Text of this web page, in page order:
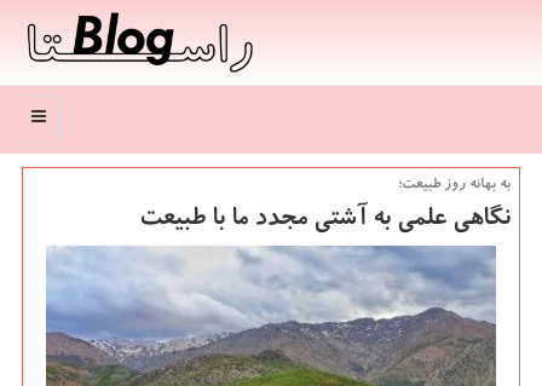
منو
به بهانه روز طبیعت؛
نگاهی علمی به آشتی مجدد ما با طبیعت